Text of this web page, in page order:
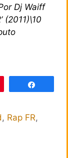
Dj Waiff
(2011)\10
, Rap FR,